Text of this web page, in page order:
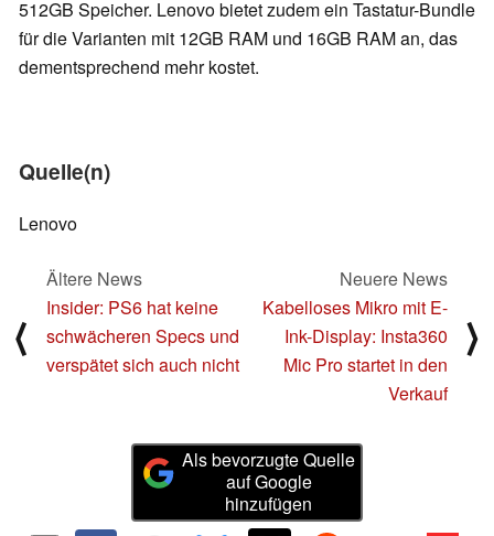
512GB Speicher. Lenovo bietet zudem ein Tastatur-Bundle
für die Varianten mit 12GB RAM und 16GB RAM an, das
dementsprechend mehr kostet.
Quelle(n)
Lenovo
⟨
Ältere News
Insider: PS6 hat keine
schwächeren Specs und
verspätet sich auch nicht
Neuere News
Kabelloses Mikro mit E-
Ink-Display: Insta360
Mic Pro startet in den
Verkauf
⟩
Als bevorzugte Quelle
auf Google
hinzufügen